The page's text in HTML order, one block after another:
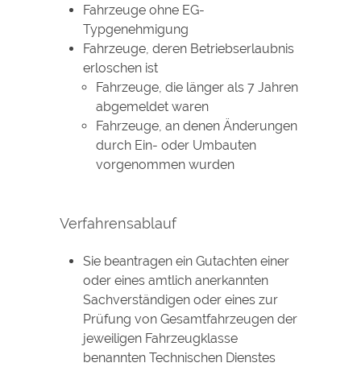
Fahrzeuge ohne EG-
Typgenehmigung
Fahrzeuge, deren Betriebserlaubnis
erloschen ist
Fahrzeuge, die länger als 7 Jahren
abgemeldet waren
Fahrzeuge, an denen Änderungen
durch Ein- oder Umbauten
vorgenommen wurden
Verfahrensablauf
Sie beantragen ein Gutachten einer
oder eines amtlich anerkannten
Sachverständigen oder eines zur
Prüfung von Gesamtfahrzeugen der
jeweiligen Fahrzeugklasse
benannten Technischen Dienstes